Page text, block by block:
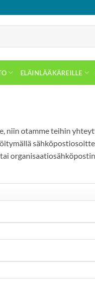
ELÄINLÄÄKÄREILLE
niin otamme teihin